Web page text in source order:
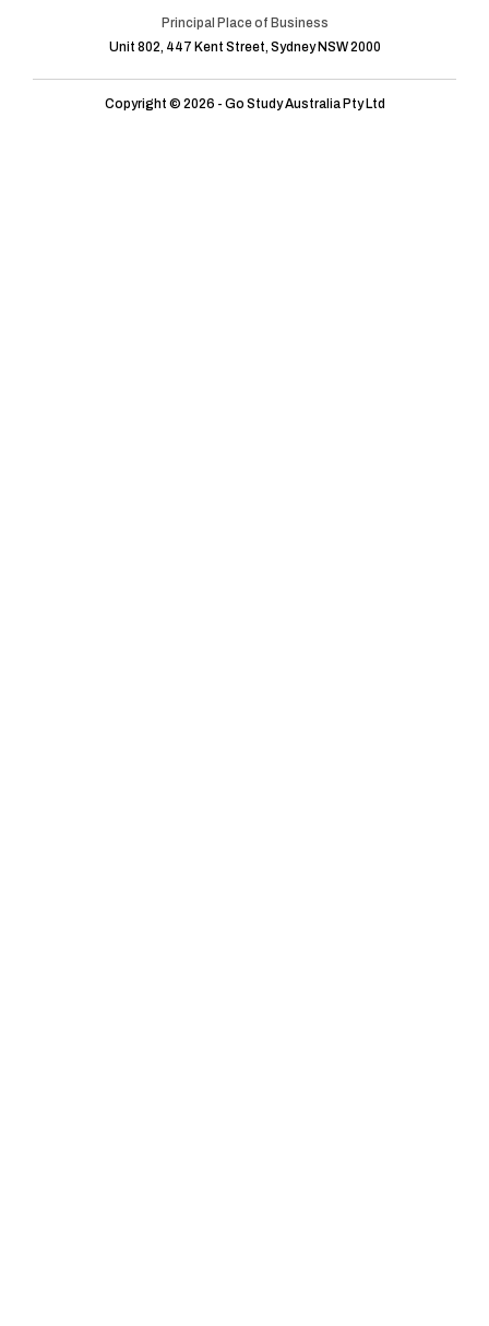
Principal Place of Business
Unit 802, 447 Kent Street, Sydney NSW 2000
Copyright © 2026 - Go Study Australia Pty Ltd